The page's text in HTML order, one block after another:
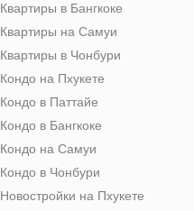
Квартиры в Бангкоке
Квартиры на Самуи
Квартиры в Чонбури
Кондо на Пхукете
Кондо в Паттайе
Кондо в Бангкоке
Кондо на Самуи
Кондо в Чонбури
Новостройки на Пхукете